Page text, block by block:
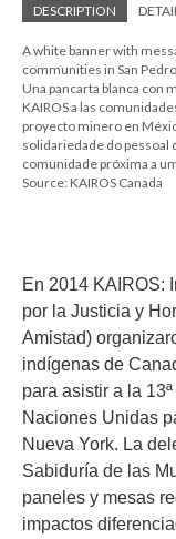
DESCRIPTION
A white banner with
communities in San
Una pancarta blanca con
KAIROS a las
proyecto minero en
solidariedade do pessoal
comunidade próxima a
Source: KAIROS Canada
En 2014 KAIROS:
por la Justicia y
Amistad)
indígenas de
para asistir a la
Naciones Unidas
Nueva York. La
Sabiduría de las
paneles y mesas
impactos